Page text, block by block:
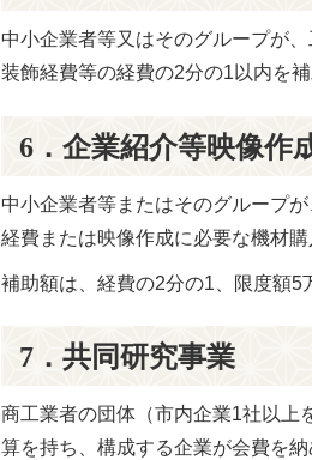
中小企業者等又はそのグループが
装飾経費等の経費の2分の1以内を
6．企業紹介等映像作
中小企業者等またはそのグループ
経費または映像作成に必要な機材
補助額は、経費の2分の1、限度額5
7．共同研究事業
商工業者の団体（市内企業1社以上
算を持ち、構成する企業が会費を